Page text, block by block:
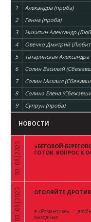
1
Алекандра (проба)
2
Генна (проба)
3
Никитин Александр
4
Овечко Дмитрий
5
Татаринская
6
Солин Василий
7
Солин Михаил
8
Солина Елена
9
Супрун (проба)
НОВОСТИ
«
03|08|2026
«БЕГОВОЙ
ГОТОВ. ВОПРОС К
«
03|08|2026 ОГОЛЯЙТЕ
в «Романтике» —
выходные